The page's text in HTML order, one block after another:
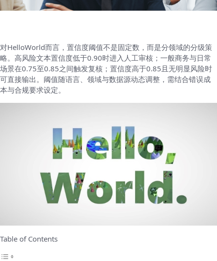
对HelloWorld而言，置信度阈值不是固定数，而是分领域的分级策
略。高风险文本置信度低于0.90时进入人工审核；一般商务与日常
场景在0.75至0.85之间触发复核；置信度高于0.85且无明显风险时
可直接输出。阈值随语言、领域与数据源动态调整，需结合错误成
本与合规要求设定。
Table of Contents